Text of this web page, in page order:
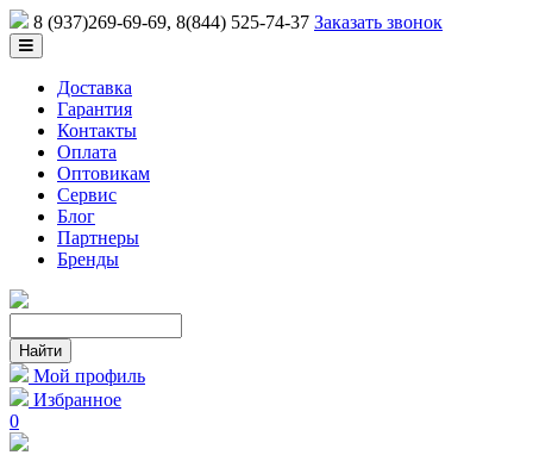
8 (937)269-69-69, 8(844) 525-74-37 Заказать звонок
Доставка
Гарантия
Контакты
Оплата
Оптовикам
Сервис
Блог
Партнеры
Бренды
Мой профиль
Избранное
0